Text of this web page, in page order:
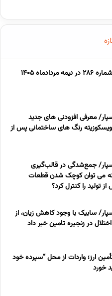
مجله بسپار شماره 286 در نیمه مردادماه 1405
معرفی افزودنی های جدید
رنگ های ساختمانی پس از
جمع‌شدگی در قالب‌گیری
می توان کوچک شدن قطعات
تولید را کنترل کرد؟
سابیک با وجود کاهش زیان، از
در زنجیره تامین خبر داد
ارز؛ واردات از محل “سپرده خود
خورد